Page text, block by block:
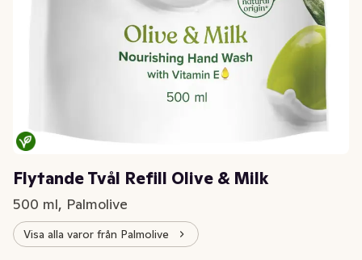
Flytande Tvål Refill Olive & Milk
500 ml, Palmolive
Visa alla varor från Palmolive